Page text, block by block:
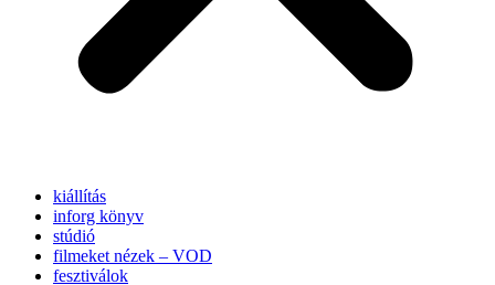
kiállítás
inforg könyv
stúdió
filmeket nézek – VOD
fesztiválok